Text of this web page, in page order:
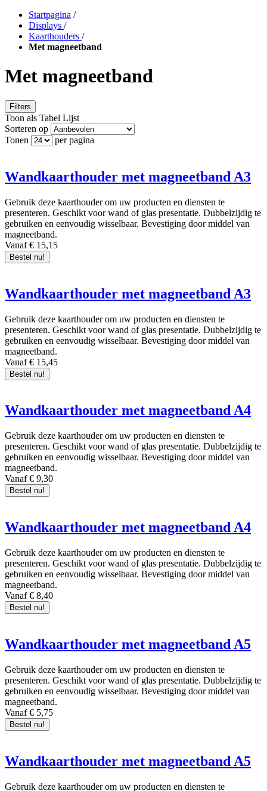
Startpagina /
Displays /
Kaarthouders /
Met magneetband
Met magneetband
Filters
Toon als Tabel Lijst
Sorteren op
Tonen
per pagina
Wandkaarthouder met magneetband A3
Gebruik deze kaarthouder om uw producten en diensten te
presenteren. Geschikt voor wand of glas presentatie. Dubbelzijdig te
gebruiken en eenvoudig wisselbaar. Bevestiging door middel van
magneetband.
Vanaf € 15,15
Bestel nu!
Wandkaarthouder met magneetband A3
Gebruik deze kaarthouder om uw producten en diensten te
presenteren. Geschikt voor wand of glas presentatie. Dubbelzijdig te
gebruiken en eenvoudig wisselbaar. Bevestiging door middel van
magneetband.
Vanaf € 15,45
Bestel nu!
Wandkaarthouder met magneetband A4
Gebruik deze kaarthouder om uw producten en diensten te
presenteren. Geschikt voor wand of glas presentatie. Dubbelzijdig te
gebruiken en eenvoudig wisselbaar. Bevestiging door middel van
magneetband.
Vanaf € 9,30
Bestel nu!
Wandkaarthouder met magneetband A4
Gebruik deze kaarthouder om uw producten en diensten te
presenteren. Geschikt voor wand of glas presentatie. Dubbelzijdig te
gebruiken en eenvoudig wisselbaar. Bevestiging door middel van
magneetband.
Vanaf € 8,40
Bestel nu!
Wandkaarthouder met magneetband A5
Gebruik deze kaarthouder om uw producten en diensten te
presenteren. Geschikt voor wand of glas presentatie. Dubbelzijdig te
gebruiken en eenvoudig wisselbaar. Bevestiging door middel van
magneetband.
Vanaf € 5,75
Bestel nu!
Wandkaarthouder met magneetband A5
Gebruik deze kaarthouder om uw producten en diensten te